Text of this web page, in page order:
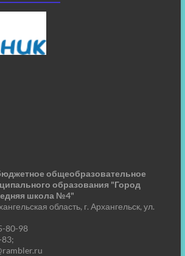
общеобразовательное
образования "Город
школа №4"
область, г. Архангельск, ул.
80-98